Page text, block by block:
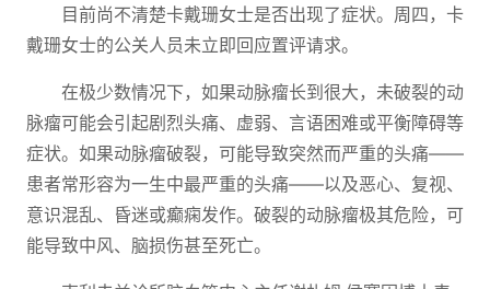
目前尚不清楚卡戴珊女士是否出现了症状。周四，卡
戴珊女士的公关人员未立即回应置评请求。
在极少数情况下，如果动脉瘤长到很大，未破裂的动
脉瘤可能会引起剧烈头痛、虚弱、言语困难或平衡障碍等
症状。如果动脉瘤破裂，可能导致突然而严重的头痛——
患者常形容为一生中最严重的头痛——以及恶心、复视、
意识混乱、昏迷或癫痫发作。破裂的动脉瘤极其危险，可
能导致中风、脑损伤甚至死亡。